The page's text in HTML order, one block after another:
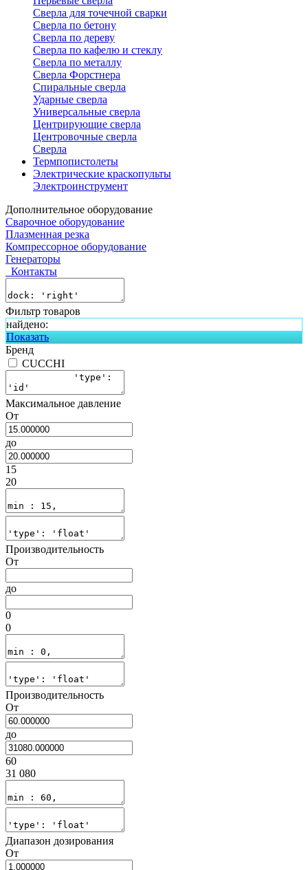
Сверла для точечной сварки
Сверла по бетону
Сверла по дереву
Сверла по кафелю и стеклу
Сверла по металлу
Сверла Форстнера
Спиральные сверла
Ударные сверла
Универсальные сверла
Центрирующие сверла
Центровочные сверла
Сверла
Термпопистолеты
Электрические краскопульты
Электроинструмент
Дополнительное оборудование
Сварочное оборудование
Плазменная резка
Компрессорное оборудование
Генераторы
Контакты
Фильтр товаров
найдено:
Показать
Бренд
CUCCHI
Максимальное давление
От
до
15
20
Производительность
От
до
0
0
Производительность
От
до
60
31 080
Диапазон дозирования
От